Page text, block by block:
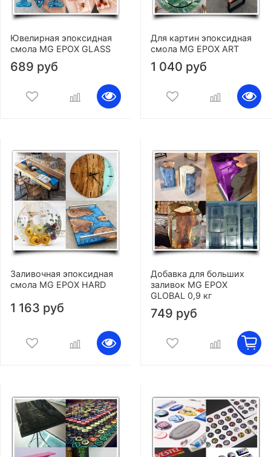
Ювелирная эпоксидная
смола MG EPOX GLASS
689 руб
Для картин эпоксидная
смола MG EPOX ART
1 040 руб
Заливочная эпоксидная
смола MG EPOX HARD
1 163 руб
Добавка для больших
заливок MG EPOX
GLOBAL 0,9 кг
749 руб